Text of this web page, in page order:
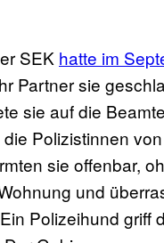
SEK hatte im
Partner sie
sie auf die
Polizistinnen
sie offenbar,
und
Polizeihund griff